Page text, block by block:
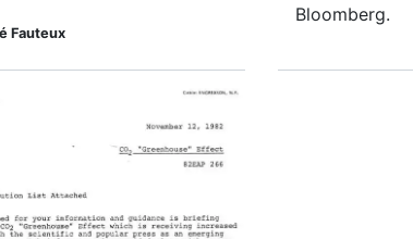
Fauteux
Bloomberg.